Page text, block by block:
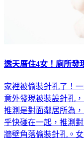
透天厝住4女！廁所
家裡被偷裝針孔了！
意外發現被裝設針孔
推測是對面鄰居所為
乎快碰在一起，推測
牆壁角落偷裝針孔。